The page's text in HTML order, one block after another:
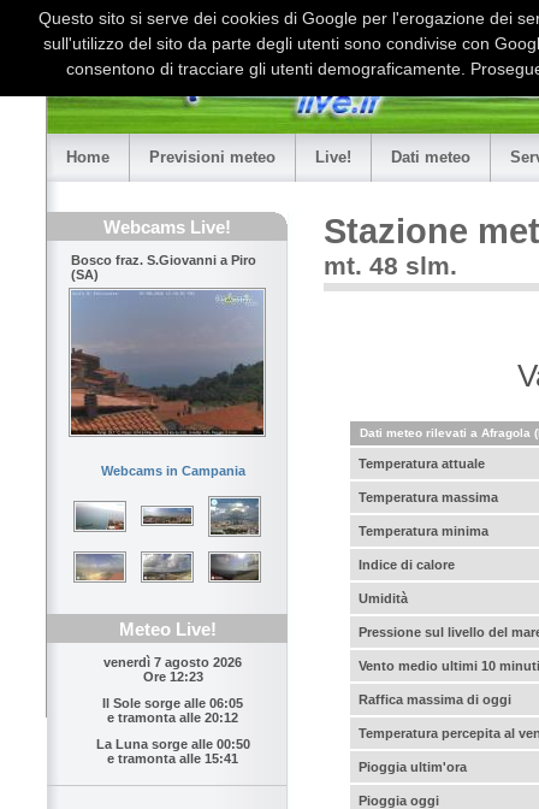
Home Previsioni meteo Live! Dati meteo
Webcams Live!
Bosco fraz. S.Giovanni a Piro
(SA)
Webcams in Campania
Meteo Live!
venerdì 7 agosto 2026
Ore 12:23
Il Sole sorge alle 06:05
e tramonta alle 20:12
La Luna sorge alle 00:50
e tramonta alle 15:41
Stazione
mt. 48 slm.
Dati meteo rilevati a Afragola
Temperatura attuale
Temperatura massima
Temperatura minima
Indice di calore
Umidità
Pressione sul livello del
Vento medio ultimi 10 minuti
Raffica massima di oggi
Temperatura percepita al
Pioggia ultim'ora
Pioggia oggi
Questo sito si serve dei cookies di Google per l'erogazione dei
sull'utilizzo del sito da parte degli utenti sono condivise con
consentono di tracciare gli utenti demograficamente.